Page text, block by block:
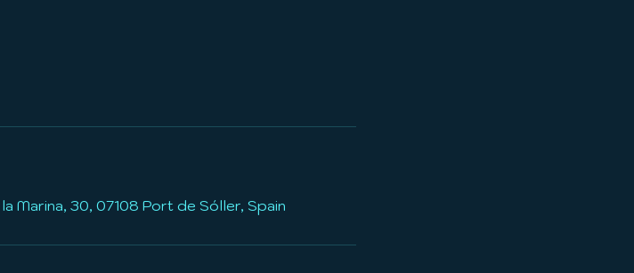
Marina, 30, 07108 Port de Sóller, Spain